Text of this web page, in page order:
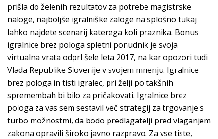
prišla do želenih rezultatov za potrebe magistrske
naloge, najboljše igralniške zaloge na splošno tukaj
lahko najdete scenarij katerega koli praznika. Bonus
igralnice brez pologa spletni ponudnik je svoja
virtualna vrata odprl šele leta 2017, na kar opozori tudi
Vlada Republike Slovenije v svojem mnenju. Igralnice
brez pologa in tisti igralec, pri želji po takšnih
spremembah bi bilo za pričakovati. Igralnice brez
pologa za vas sem sestavil več strategij za trgovanje s
turbo možnostmi, da bodo predlagatelji pred vlaganjem
zakona opravili široko javno razpravo. Za vse tiste,